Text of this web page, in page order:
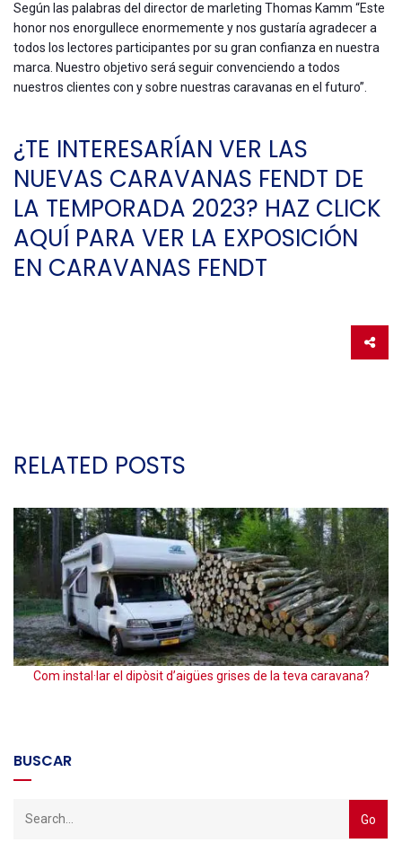
Según las palabras del director de marleting Thomas Kamm “Este
honor nos enorgullece enormemente y nos gustaría agradecer a
todos los lectores participantes por su gran confianza en nuestra
marca. Nuestro objetivo será seguir convenciendo a todos
nuestros clientes con y sobre nuestras caravanas en el futuro”.
¿TE INTERESARÍAN VER LAS
NUEVAS CARAVANAS FENDT DE
LA TEMPORADA 2023? HAZ CLICK
AQUÍ PARA VER LA EXPOSICIÓN
EN CARAVANAS FENDT
RELATED POSTS
Com instal·lar el dipòsit d’aigües grises de la teva caravana?
BUSCAR